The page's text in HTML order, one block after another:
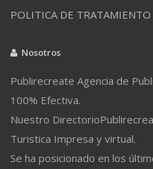
POLITICA DE TRATAMIENTO
Nosotros
Publirecreate Agencia de
100% Efectiva.
Nuestro
Turistica Impresa y virtual.
Se ha posicionado en los